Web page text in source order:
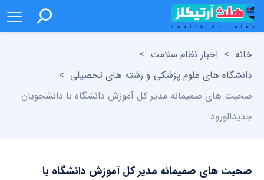
خانه > اخبار نظام سلامت >
دانشگاه های علوم پزشکی و رشته های تحصیلی >
صحبت های صمیمانه مدیر کل آموزش دانشگاه با دانشجویان
جدیدالورود
صحبت های صمیمانه مدیر کل آموزش دانشگاه با